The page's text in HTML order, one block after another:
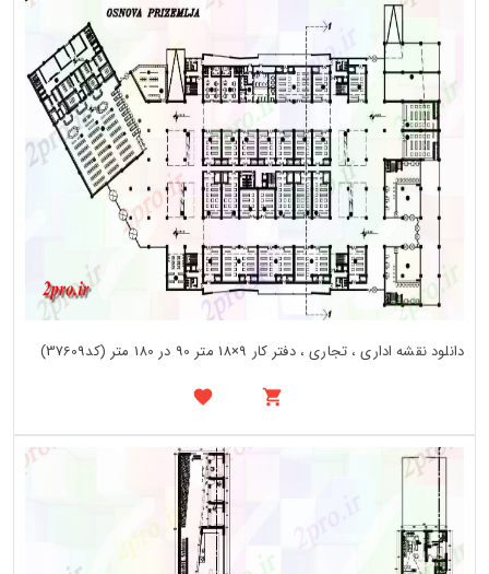
دانلود نقشه اداری ، تجاری ، دفتر کار 9×18 متر 90 در 180 متر (کد37609)